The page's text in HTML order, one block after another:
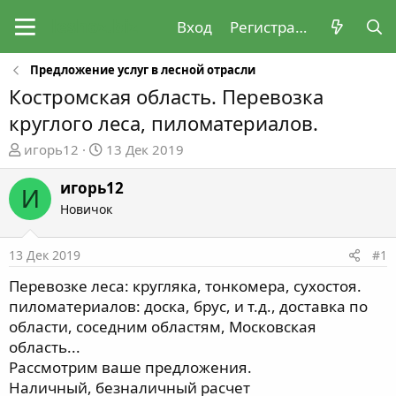
Вход Регистрация
Предложение услуг в лесной отрасли
Костромская область. Перевозка
круглого леса, пиломатериалов.
А
в
т
о
р
е
ы
игорь12
Д
а
т
а
а
л
а
13 Дек 2019
И игорь12
Новичок
13 Дек 2019 #1
Перевозке леса: кругляка, тонкомера, сухостоя.
пиломатериалов: доска, брус, и т.д., доставка по
области, соседним областям, Московская
область...
Рассмотрим ваше предложения.
Наличный, безналичный расчет